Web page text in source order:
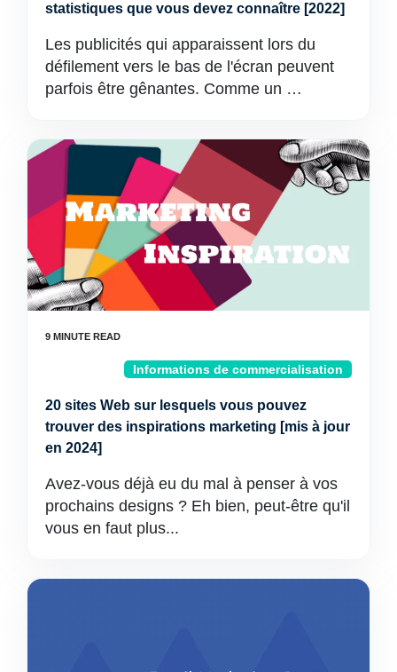
statistiques que vous devez connaître [2022]
Les publicités qui apparaissent lors du
défilement vers le bas de l'écran peuvent
parfois être gênantes. Comme un …
Informations de commercialisation
20 sites Web sur lesquels vous pouvez
trouver des inspirations marketing [mis à jour
en 2024]
Avez-vous déjà eu du mal à penser à vos
prochains designs ? Eh bien, peut-être qu'il
vous en faut plus...